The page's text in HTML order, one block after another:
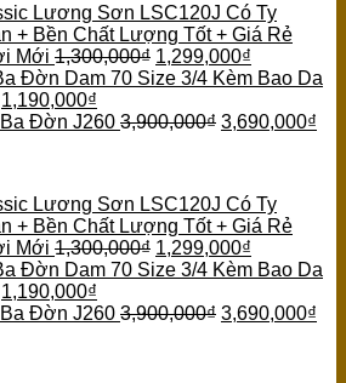
Lương Sơn LSC120J Có Ty
+ Bền Chất Lượng Tốt + Giá Rẻ
Mới 1,300,000₫ 1,299,000₫
Đờn Dam 70 Size 3/4 Kèm Bao Da
1,190,000₫
Đờn J260 3,900,000₫ 3,690,000₫
Lương Sơn LSC120J Có Ty
+ Bền Chất Lượng Tốt + Giá Rẻ
Mới 1,300,000₫ 1,299,000₫
Đờn Dam 70 Size 3/4 Kèm Bao Da
1,190,000₫
Đờn J260 3,900,000₫ 3,690,000₫